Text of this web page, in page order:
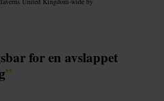
for en avslappet
”